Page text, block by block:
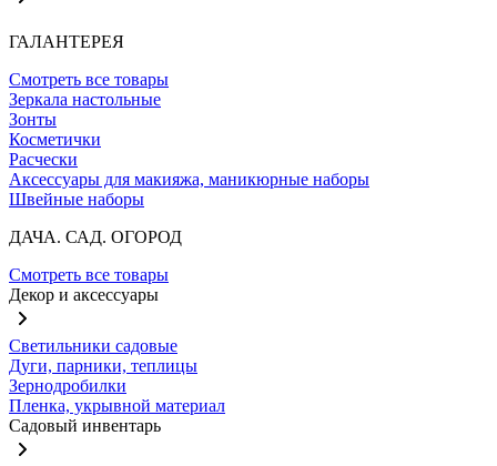
ГАЛАНТЕРЕЯ
Смотреть все товары
Зеркала настольные
Зонты
Косметички
Расчески
Аксессуары для макияжа, маникюрные наборы
Швейные наборы
ДАЧА. САД. ОГОРОД
Смотреть все товары
Декор и аксессуары
Светильники садовые
Дуги, парники, теплицы
Зернодробилки
Пленка, укрывной материал
Садовый инвентарь